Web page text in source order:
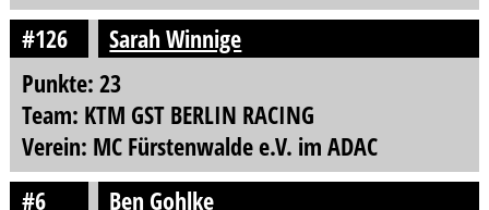
#126
Sarah Winnige
Punkte: 23
Team: KTM GST BERLIN RACING
Verein: MC Fürstenwalde e.V. im ADAC
#6
Ben Gohlke